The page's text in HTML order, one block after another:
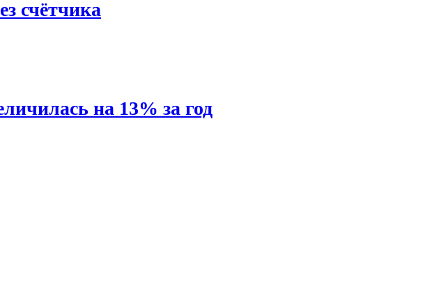
счётчика
на 13% за год